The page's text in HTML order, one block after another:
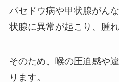
パセドウ病や甲状腺がん
状腺に異常が起こり、腫
そのため、喉の圧迫感や
ります。